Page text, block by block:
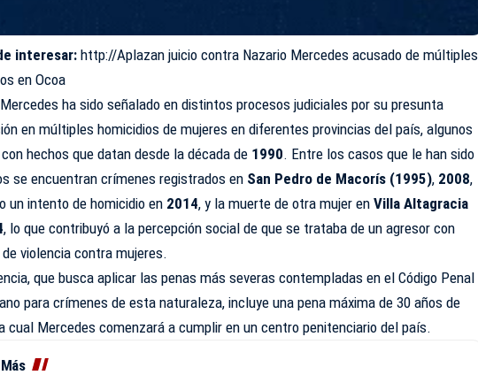
interesar: http://Aplazan juicio contra Nazario Mercedes acusado de múltiples
en Ocoa
ha sido señalado en distintos procesos judiciales por su presunta
en múltiples homicidios de mujeres en diferentes provincias del país, algunos
hechos que datan desde la década de 1990. Entre los casos que le han sido
se encuentran crímenes registrados en San Pedro de Macorís (1995), 2008,
un intento de homicidio en 2014, y la muerte de otra mujer enVilla Altagracia
, lo que contribuyó a la percepción social de que se trataba de un agresor con
violencia contra mujeres.
que busca aplicar las penas más severas contempladas en el Código Penal
para crímenes de esta naturaleza, incluye una pena máxima de 30 años de
cual Mercedes comenzará a cumplir en un centro penitenciario del país.